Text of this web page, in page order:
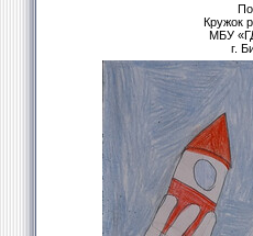
Кружок
МБУ
г.